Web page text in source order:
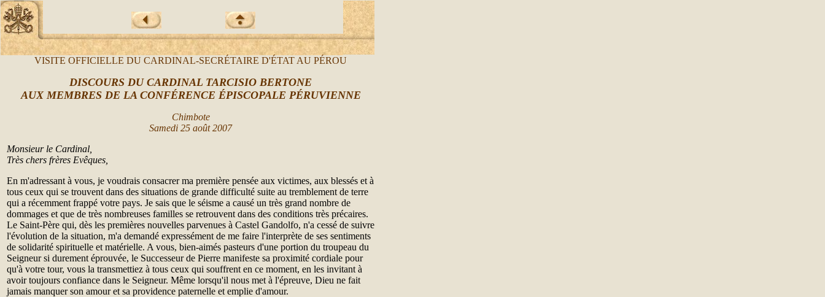
VISITE OFFICIELLE DU CARDINAL-SECRÉTAIRE D'ÉTAT AU PÉROU
DISCOURS DU CARDINAL TARCISIO BERTONE
AUX MEMBRES DE LA CONFÉRENCE ÉPISCOPALE PÉRUVIENNE
Chimbote
Samedi 25 août 2007
Monsieur le Cardinal,
Très chers frères Evêques,
En m'adressant à vous, je voudrais consacrer ma première pensée aux victimes, aux blessés et à
tous ceux qui se trouvent dans des situations de grande difficulté suite au tremblement de terre
qui a récemment frappé votre pays. Je sais que le séisme a causé un très grand nombre de
dommages et que de très nombreuses familles se retrouvent dans des conditions très précaires.
Le Saint-Père qui, dès les premières nouvelles parvenues à Castel Gandolfo, n'a cessé de suivre
l'évolution de la situation, m'a demandé expressément de me faire l'interprète de ses sentiments
de solidarité spirituelle et matérielle. A vous, bien-aimés pasteurs d'une portion du troupeau du
Seigneur si durement éprouvée, le Successeur de Pierre manifeste sa proximité cordiale pour
qu'à votre tour, vous la transmettiez à tous ceux qui souffrent en ce moment, en les invitant à
avoir toujours confiance dans le Seigneur. Même lorsqu'il nous met à l'épreuve, Dieu ne fait
jamais manquer son amour et sa providence paternelle et emplie d'amour.